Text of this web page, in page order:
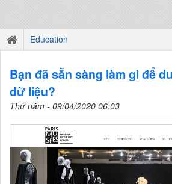
Education
Bạn đã sẵn sàng làm gì để
dữ liệu?
Thứ năm - 09/04/2020 06:03